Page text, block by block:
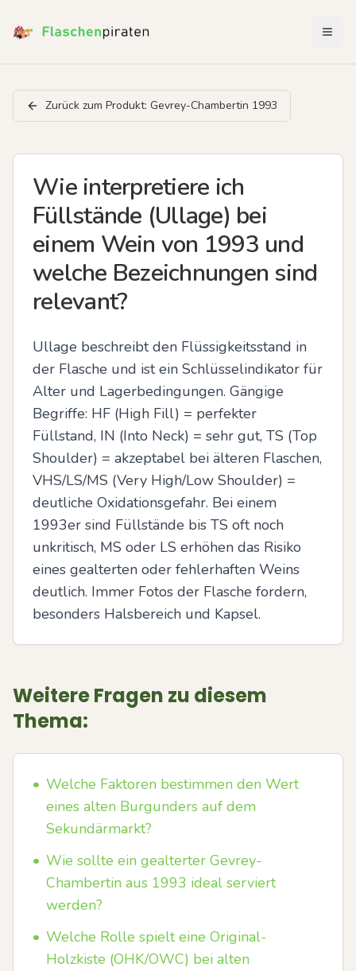
Zurück zum Produkt: Gevrey-Chambertin 1993
Wie interpretiere ich
Füllstände (Ullage) bei
einem Wein von 1993 und
welche Bezeichnungen sind
relevant?
Ullage beschreibt den Flüssigkeitsstand in
der Flasche und ist ein Schlüsselindikator für
Alter und Lagerbedingungen. Gängige
Begriffe: HF (High Fill) = perfekter
Füllstand, IN (Into Neck) = sehr gut, TS (Top
Shoulder) = akzeptabel bei älteren Flaschen,
VHS/LS/MS (Very High/Low Shoulder) =
deutliche Oxidationsgefahr. Bei einem
1993er sind Füllstände bis TS oft noch
unkritisch, MS oder LS erhöhen das Risiko
eines gealterten oder fehlerhaften Weins
deutlich. Immer Fotos der Flasche fordern,
besonders Halsbereich und Kapsel.
Weitere Fragen zu diesem
Thema:
• Welche Faktoren bestimmen den Wert
eines alten Burgunders auf dem
Sekundärmarkt?
• Wie sollte ein gealterter Gevrey-
Chambertin aus 1993 ideal serviert
werden?
• Welche Rolle spielt eine Original-
Holzkiste (OHK/OWC) bei alten